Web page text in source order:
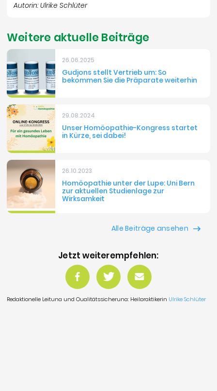
Autorin: Ulrike Schlüter
Weitere aktuelle Beiträge
26.06.2025
Gudjons stellt Vertrieb um: So
bekommen Sie die Präparate weiterhin
29.08.2024
Unser Homöopathie-Kongress startet
in Kürze, sei dabei!
26.10.2023
Homöopathie unter der Lupe: Uni Bern
zur aktuellen Studienlage zur
Wirksamkeit
Alle Beiträge ansehen
Jetzt weiterempfehlen:
Redaktionelle Leitung und Qualitätssicherung: Heilpraktikerin Ulrike Schlüter